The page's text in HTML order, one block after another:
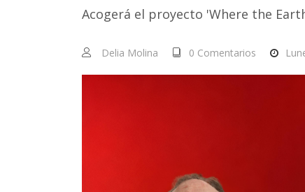
Acogerá el proyecto 'Where the
Delia Molina 0 Comentarios